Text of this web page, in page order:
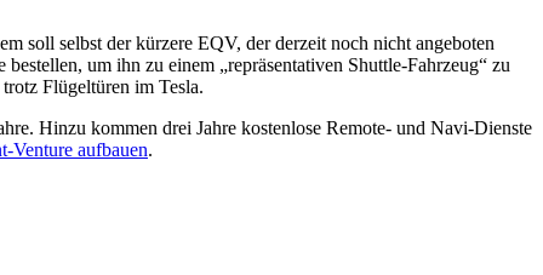
soll selbst der kürzere EQV, der derzeit noch nicht angeboten
um ihn zu einem „repräsentativen Shuttle-Fahrzeug“ zu
Flügeltüren im Tesla.
Hinzu kommen drei Jahre kostenlose Remote- und Navi-Dienste
Venture aufbauen.